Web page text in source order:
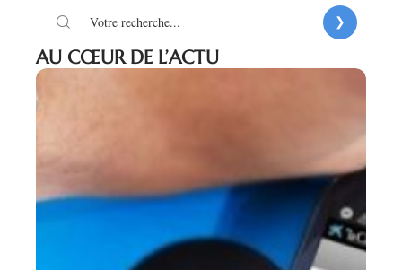
AU CŒUR DE L’ACTU